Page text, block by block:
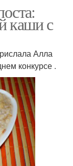
каши с
Алла
конкурсе .